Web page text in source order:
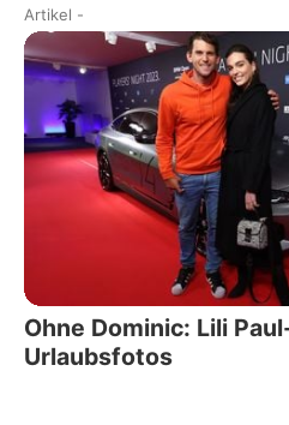
Artikel -
Ohne Dominic: Lili
Urlaubsfotos